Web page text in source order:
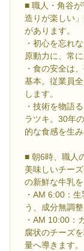
■ 職人・角谷
造りが楽しい
があります。
・初心を忘れ
原動力に、常
・食の安全は
基本。従業員
します。
・技術を物語
ラツキ。30年
的な食感を生
■ 朝6時、職人
美味しいチー
の新鮮な牛乳
・AM 6:00：
う、成分無調
・AM 10:00：
腐状のチーズ
量へ導きます。